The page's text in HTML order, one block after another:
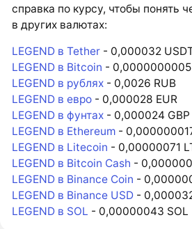
справка по курсу, чтобы понять
в других валютах:
LEGEND в Tether - 0,000032
LEGEND в Bitcoin - 0,0000000005
LEGEND в рублях - 0,0026 RUB
LEGEND в евро - 0,000028 EUR
LEGEND в фунтах - 0,000024 GBP
LEGEND в Ethereum -
LEGEND в Litecoin - 0,00000071
LEGEND в Bitcoin Cash -
LEGEND в Binance Coin -
LEGEND в Binance USD -
LEGEND в SOL - 0,00000043 SOL